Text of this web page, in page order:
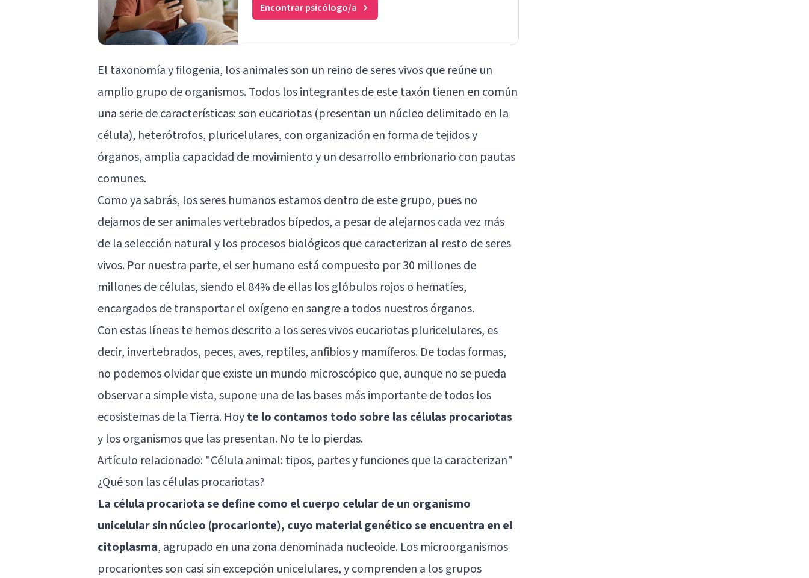
Encontrar psicólogo/a
El taxonomía y filogenia, los animales son un reino de seres vivos que reúne un
amplio grupo de organismos. Todos los integrantes de este taxón tienen en común
una serie de características: son eucariotas (presentan un núcleo delimitado en la
célula), heterótrofos, pluricelulares, con organización en forma de tejidos y
órganos, amplia capacidad de movimiento y un desarrollo embrionario con pautas
comunes.
Como ya sabrás, los seres humanos estamos dentro de este grupo, pues no
dejamos de ser animales vertebrados bípedos, a pesar de alejarnos cada vez más
de la selección natural y los procesos biológicos que caracterizan al resto de seres
vivos. Por nuestra parte, el ser humano está compuesto por 30 millones de
millones de células, siendo el 84% de ellas los glóbulos rojos o hematíes,
encargados de transportar el oxígeno en sangre a todos nuestros órganos.
Con estas líneas te hemos descrito a los seres vivos eucariotas pluricelulares, es
decir, invertebrados, peces, aves, reptiles, anfibios y mamíferos. De todas formas,
no podemos olvidar que existe un mundo microscópico que, aunque no se pueda
observar a simple vista, supone una de las bases más importante de todos los
ecosistemas de la Tierra. Hoyte lo contamos todo sobre las células procariotas
y los organismos que las presentan. No te lo pierdas.
Artículo relacionado: "Célula animal: tipos, partes y funciones que la caracterizan"
¿Qué son las células procariotas?
La célula procariota se define como el cuerpo celular de un organismo
unicelular sin núcleo (procarionte), cuyo material genético se encuentra en el
citoplasma, agrupado en una zona denominada nucleoide. Los microorganismos
procariontes son casi sin excepción unicelulares, y comprenden a los grupos